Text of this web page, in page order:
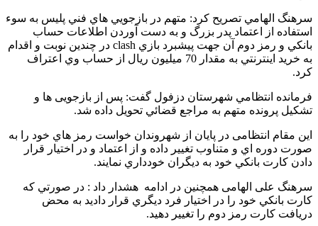
الهامي تصریح کرد: متهم در بازجويي هاي فني پليس به سوء
از اعتماد پدر بزرگ و به دست آوردن اطلاعات حساب
بانکي و رمز دوم آن جهت پيشبرد بازي clash در چندين نوبت و اقدام
به خريد اينترنتي به مقدار 70 ميليون ريال از حساب وي اعتراف
انتظامي شهرستان دزفول گفت: پس از بازجویی ها و
پرونده متهم به مراجع قضائي تحویل داده شد.
انتظامی در پایان از شهروندان خواست رمز هاي خود را به
دوره اي و متناوب تغيير داده و از اعتماد و در اختيار قرار
کارت بانکي خود به ديگران خودداري نمايند.
علی الهامی همچنین در ادامه هشدار داد : در صورتي که
بانکي خود را در اختيار فرد ديگري قرار داديد به محض
کارت رمز دوم را تغيير دهيد.